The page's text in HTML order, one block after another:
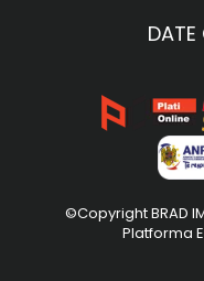
DATE
©Copyright BRAD
Platforma